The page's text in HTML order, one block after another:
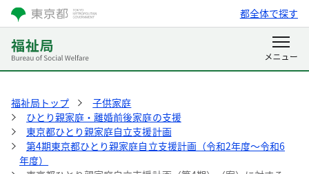
都全体で探す
福祉局トップ
子供家庭
ひとり親家庭・離婚前後家庭の支援
東京都ひとり親家庭自立支援計画
第4期東京都ひとり親家庭自立支援計画（令和2年度～令和6
年度）